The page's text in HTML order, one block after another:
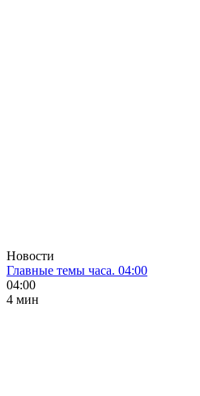
Новости
Главные темы часа. 04:00
04:00
4 мин